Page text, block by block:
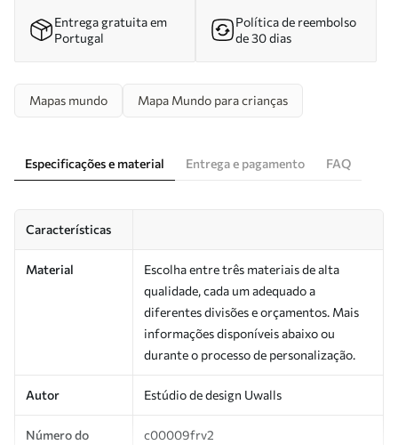
Entrega gratuita em
Portugal
Política de reembolso
de 30 dias
Mapas mundo Mapa Mundo para crianças
Especificações e material Entrega e pagamento FAQ
Características
Material
Escolha entre três materiais de alta
qualidade, cada um adequado a
diferentes divisões e orçamentos. Mais
informações disponíveis abaixo ou
durante o processo de personalização.
Autor Estúdio de design Uwalls
Número do
c00009frv2